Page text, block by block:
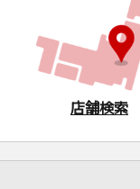
店舗検索